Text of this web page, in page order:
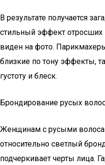
В результате получается
стильный эффект отросших
виден на фото.
близкие по тону эффекты,
густоту и блеск.
Брондирование русых
Женщинам с русыми
относительно светлый
подчеркивает черты лица.